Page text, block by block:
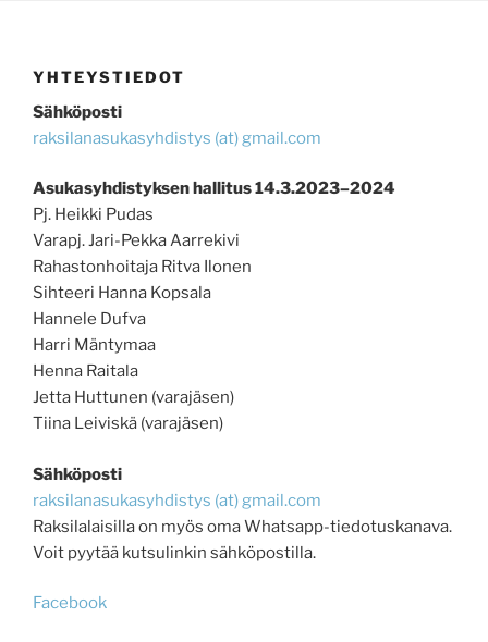
YHTEYSTIEDOT
Sähköposti
raksilanasukasyhdistys (at) gmail.com
Asukasyhdistyksen hallitus 14.3.2023–2024
Pj. Heikki Pudas
Varapj. Jari-Pekka Aarrekivi
Rahastonhoitaja Ritva Ilonen
Sihteeri Hanna Kopsala
Hannele Dufva
Harri Mäntymaa
Henna Raitala
Jetta Huttunen (varajäsen)
Tiina Leiviskä (varajäsen)
Sähköposti
raksilanasukasyhdistys (at) gmail.com
Raksilalaisilla on myös oma Whatsapp-tiedotuskanava.
Voit pyytää kutsulinkin sähköpostilla.
Facebook